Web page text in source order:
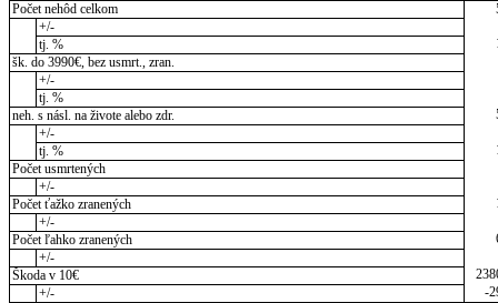
Počet nehôd celkom
+/-
tj. %
šk. do 3990€, bez usmrt., zran.
+/-
tj. %
neh. s násl. na živote alebo zdr.
+/-
tj. %
Počet usmrtených
+/-
Počet ťažko zranených
+/-
Počet ľahko zranených
+/-
Škoda v 10€
+/-
-